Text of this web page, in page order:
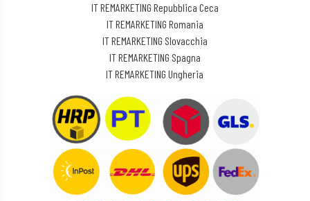
IT REMARKETING Repubblica Ceca
IT REMARKETING Romania
IT REMARKETING Slovacchia
IT REMARKETING Spagna
IT REMARKETING Ungheria